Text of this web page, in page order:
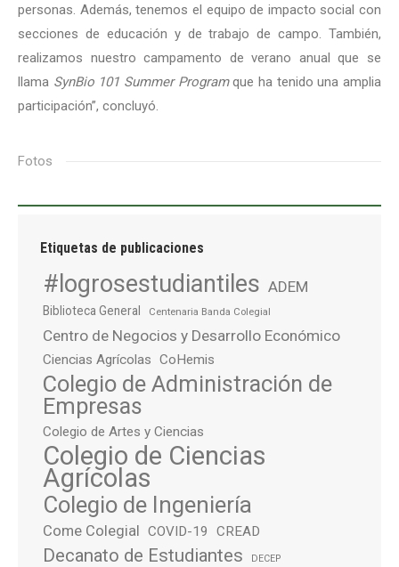
personas. Además, tenemos el equipo de impacto social con
secciones de educación y de trabajo de campo. También,
realizamos nuestro campamento de verano anual que se
llama SynBio 101 Summer Programque ha tenido una amplia
participación”, concluyó.
Fotos
Etiquetas de publicaciones
#logrosestudiantiles ADEM
Biblioteca General Centenaria Banda Colegial
Centro de Negocios y Desarrollo Económico
Ciencias Agrícolas CoHemis
Colegio de Administración de
Empresas
Colegio de Artes y Ciencias
Colegio de Ciencias
Agrícolas
Colegio de Ingeniería
Come Colegial COVID-19 CREAD
Decanato de Estudiantes DECEP